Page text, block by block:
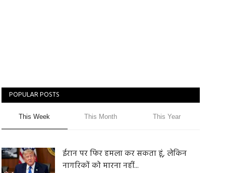
POPULAR POSTS
This Week This Month This Year
ईरान पर फिर हमला कर सकता हूं, लेकिन
नागरिकों को मारना नहीं...